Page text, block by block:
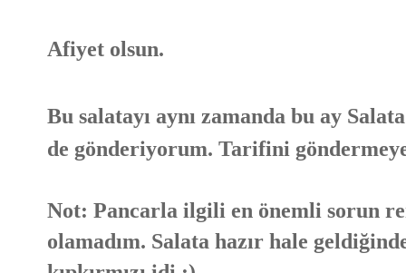
Afiyet olsun.
Bu salatayı aynı zamanda bu ay
de gönderiyorum. Tarifini
Not: Pancarla ilgili en önemli sorun
olamadım. Salata hazır hale